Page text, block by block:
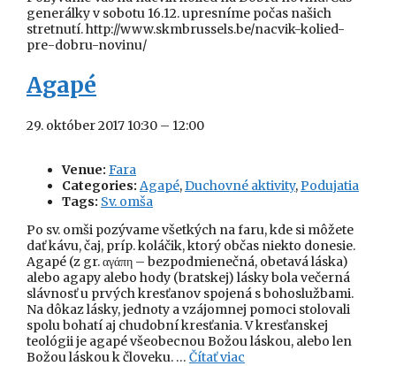
generálky v sobotu 16.12. upresníme počas našich
stretnutí. http://www.skmbrussels.be/nacvik-kolied-
pre-dobru-novinu/
Agapé
29. október 2017 10:30 – 12:00
Venue: Fara
Categories: Agapé,Duchovné aktivity,Podujatia
Tags: Sv. omša
Po sv. omši pozývame všetkých na faru, kde si môžete
dať kávu, čaj, príp. koláčik, ktorý občas niekto donesie.
Agapé (z gr. αγάπη – bezpodmienečná, obetavá láska)
alebo agapy alebo hody (bratskej) lásky bola večerná
slávnosť u prvých kresťanov spojená s bohoslužbami.
Na dôkaz lásky, jednoty a vzájomnej pomoci stolovali
spolu bohatí aj chudobní kresťania. V kresťanskej
teológii je agapé všeobecnou Božou láskou, alebo len
Božou láskou k človeku. … Čítať viac